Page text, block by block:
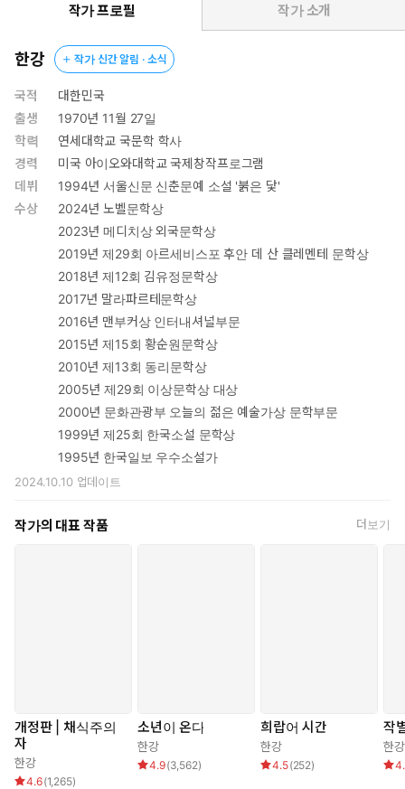
패”(「에우로파」)라고 믿으며 살아가는 『노랑무늬영원』의 인물
들에게, “어쩌면 그렇게 지치지 않지.” 묻는다면, 답할 뿐이다. “그렇
지 않아. 지치지만 견디는 것뿐이야.”(「훈자」) “끈덕지고 뜨거운
그 질문들을 악물고 새벽까지 뒤척”(「회복하는 인간」)여보며 앞
으로 조금씩 나아가는 재생의 의지와 생명력은 절망 속에서 더 뜨겁
게 타오른다. “내 안에서는 가볼 수 있는 데까지 다 가봤어. 밖으로
나가는 것 말고는 길이 없었어. [……] 더 이상 장례식을 치르듯 살 수
없다는 걸 알았어.”(「에우로파」)
한강의 문장은 묵직한 아픔과 고통뿐 아니라 “한순간의 빛, 떨림, 들
이마신 숨, 물의 정적”을 원고 위에 재현한다. 경험과 관념을 압도하
는 작가의 직관은 물감이 올올이 종이의 결 속으로 스미듯 독자인
우리에게 전해질 것이다.
자명하고 태연한 일상, 그 일상이 틀림없이 도래할 것이라는 낮은
목소리는 고통에 붙박인 어떤 마음을 달래고 있다. [……] 겹으로서
삶을 넓히고, 삶의 세목들, 그 세세히 작은 것들에까지 곁을 주어보
는 마음을 북돋는 것이 문학이 아닐까. 오늘 다시 노랑무늬영원! _조
강석(문학평론가)
작가 프로필 작가 소개
한강 작가 신간 알림 · 소식
국적
대한민국
출생
1970년 11월 27일
학력
연세대학교 국문학 학사
경력
미국 아이오와대학교 국제창작프로그램
데뷔
1994년 서울신문 신춘문예 소설 '붉은 닻'
수상
2024년 노벨문학상
2023년 메디치상 외국문학상
2019년 제29회 아르세비스포 후안 데 산 클레멘테 문학상
2018년 제12회 김유정문학상
2017년 말라파르테문학상
2016년 맨부커상 인터내셔널부문
2015년 제15회 황순원문학상
2010년 제13회 동리문학상
2005년 제29회 이상문학상 대상
2000년 문화관광부 오늘의 젊은 예술가상 문학부문
1999년 제25회 한국소설 문학상
1995년 한국일보 우수소설가
2024.10.10업데이트
작가의 대표 작품 더보기
개정판 | 채식주의
자
한강
4.6(1,265)
소년이 온다
한강
4.9(3,562)
희랍어 시간
한강
4.5(252)
작
한강